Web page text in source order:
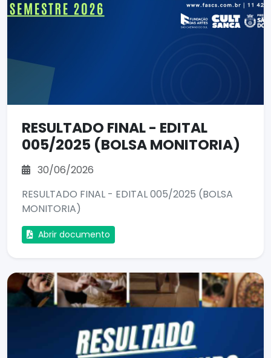
RESULTADO FINAL - EDITAL
005/2025 (BOLSA MONITORIA)
30/06/2026
RESULTADO FINAL - EDITAL 005/2025 (BOLSA
MONITORIA)
Abrir documento